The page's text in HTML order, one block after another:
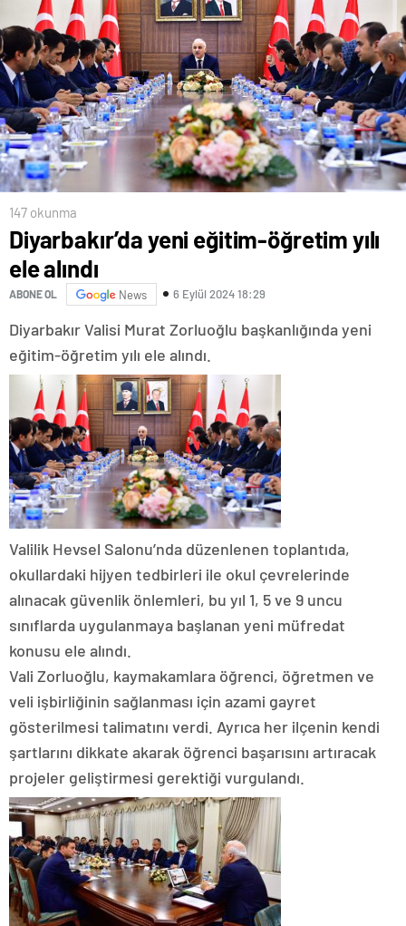
147 okunma
Diyarbakır’da yeni eğitim-öğretim yılı
ele alındı
ABONE OL News 6 Eylül 2024 18:29
Diyarbakır Valisi Murat Zorluoğlu başkanlığında yeni
eğitim-öğretim yılı ele alındı.
Valilik Hevsel Salonu’nda düzenlenen toplantıda,
okullardaki hijyen tedbirleri ile okul çevrelerinde
alınacak güvenlik önlemleri, bu yıl 1, 5 ve 9 uncu
sınıflarda uygulanmaya başlanan yeni müfredat
konusu ele alındı.
Vali Zorluoğlu, kaymakamlara öğrenci, öğretmen ve
veli işbirliğinin sağlanması için azami gayret
gösterilmesi talimatını verdi. Ayrıca her ilçenin kendi
şartlarını dikkate akarak öğrenci başarısını artıracak
projeler geliştirmesi gerektiği vurgulandı.